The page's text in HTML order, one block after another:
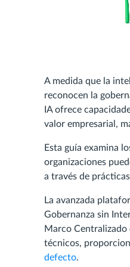
A medida que la
reconocen la
IA ofrece
valor empresarial,
Esta guía examina
organizaciones
a través de
La avanzada
Gobernanza sin
Marco Centralizado
técnicos,
defecto.